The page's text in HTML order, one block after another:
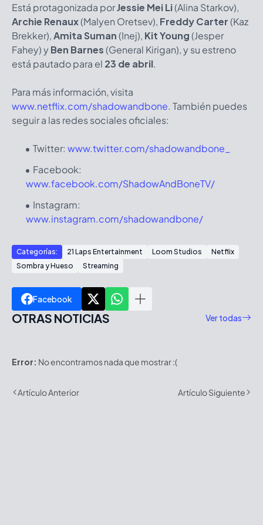
Está protagonizada porJessie Mei Li(Alina Starkov),
Archie Renaux(Malyen Oretsev), Freddy Carter(Kaz
Brekker),Amita Suman(Inej), Kit Young(Jesper
Fahey) yBen Barnes(General Kirigan), y su estreno
está pautado para el 23 de abril.
Para más información, visita
www.netflix.com/shadowandbone. También puedes
seguir a las redes sociales oficiales:
Twitter: www.twitter.com/shadowandbone_
Facebook:
www.facebook.com/ShadowAndBoneTV/
Instagram:
www.instagram.com/shadowandbone/
Categorías: 21 Laps Entertainment Loom Studios
Netflix
Sombra y Hueso
Streaming
Facebook
OTRAS NOTICIAS Ver todas
Error: No encontramos nada que mostrar :(
Artículo Anterior Artículo Siguiente